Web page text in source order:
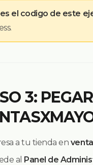
el codigo de este
3:
a tu tienda en
al Panel de